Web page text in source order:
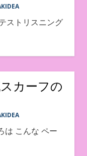
ストリスニング
カーフの
は こんな ペー